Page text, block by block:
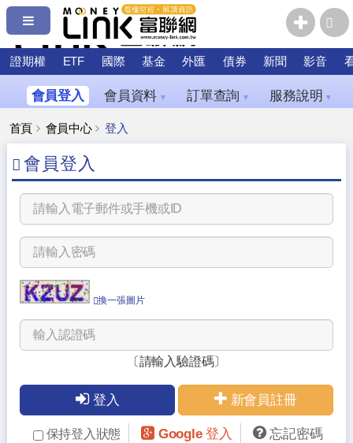
證期權 ETF 國際 基金 外匯 債券 新聞 影音
會員登入 會員資料 ▼ 訂單查詢 ▼ 服務說明 ▼
首頁 會員中心 登入
會員登入
換一張圖片
〔請輸入驗證碼〕
登入 新會員註冊
保持登入狀態 Google 登入 忘記密碼